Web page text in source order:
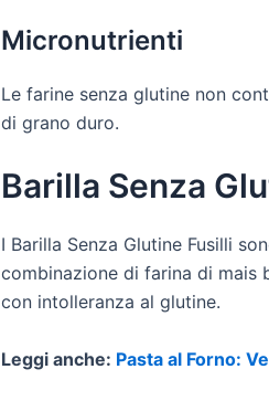
Micronutrienti
Le farine senza glutine non
di grano duro.
Barilla Senza
I Barilla Senza Glutine Fusilli
combinazione di farina di mais
con intolleranza al glutine.
Leggi anche: Pasta al Forno: